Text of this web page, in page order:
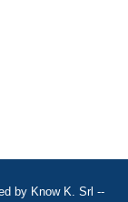
by Know K. Srl --